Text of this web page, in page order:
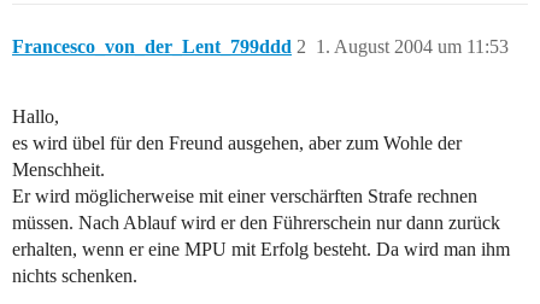
Francesco_von_der_Lent_799ddd 1. August 2004 um 11:53
2
Hallo,
es wird übel für den Freund ausgehen, aber zum Wohle der
Menschheit.
Er wird möglicherweise mit einer verschärften Strafe rechnen
müssen. Nach Ablauf wird er den Führerschein nur dann zurück
erhalten, wenn er eine MPU mit Erfolg besteht. Da wird man ihm
nichts schenken.